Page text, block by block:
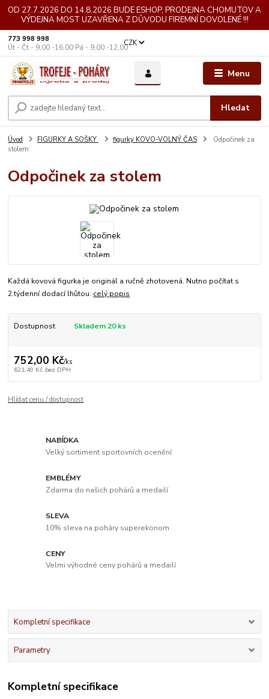
OD 27.7.2026 DO 14.8.2026 BUDE ESHOP, PRODEJNA CHOMUTOV A
VÝDEJNA MOST UZAVŘENA Z DŮVODU FIREMNÍ DOVOLENÉ !!!
Menu
CZK
Hledat
773 998 998
Út - Čt - 9,00 -16,00 Pá - 9,00 -12,00
Úvod FIGURKY A SOŠKY figurky KOVO-VOLNÝ ČAS
Odpočinek za
stolem
Odpočinek za stolem
Každá kovová figurka je originál a ručně zhotovená. Nutno počítat s
2.týdenní dodací lhůtou. celý popis
Dostupnost Skladem 20 ks
752,00 Kč/ks
621,49 Kč bez DPH
Hlídat cenu / dostupnost
NABÍDKA
Velký sortiment sportovních ocenění
EMBLÉMY
Zdarma do našich pohárů a medailí
SLEVA
10% sleva na poháry superekonom
CENY
Velmi výhodné ceny pohárů a medailí
Kompletní specifikace
Parametry
Kompletní specifikace